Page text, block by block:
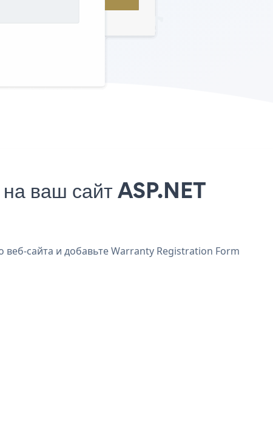
ваш сайт ASP.NET
веб-сайта и добавьте Warranty Registration Form